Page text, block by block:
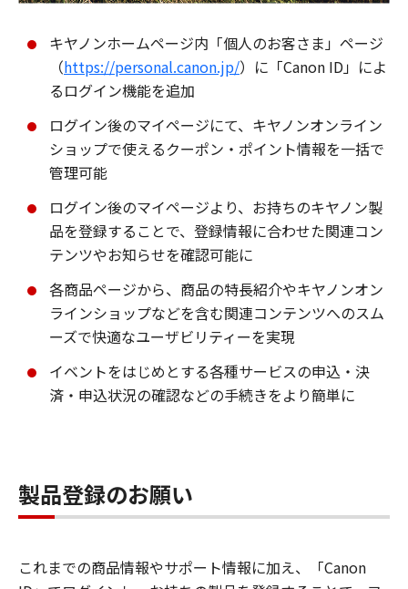
キヤノンホームページ内「個人のお客さま」ページ
（https://personal.canon.jp/）に「Canon ID」によ
るログイン機能を追加
ログイン後のマイページにて、キヤノンオンライン
ショップで使えるクーポン・ポイント情報を一括で
管理可能
ログイン後のマイページより、お持ちのキヤノン製
品を登録することで、登録情報に合わせた関連コン
テンツやお知らせを確認可能に
各商品ページから、商品の特長紹介やキヤノンオン
ラインショップなどを含む関連コンテンツへのスム
ーズで快適なユーザビリティーを実現
イベントをはじめとする各種サービスの申込・決
済・申込状況の確認などの手続きをより簡単に
製品登録のお願い
これまでの商品情報やサポート情報に加え、「Canon